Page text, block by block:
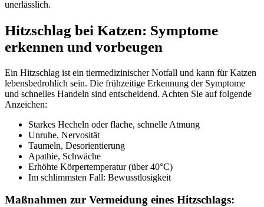
unerlässlich.
Hitzschlag bei Katzen: Symptome
erkennen und vorbeugen
Ein Hitzschlag ist ein tiermedizinischer Notfall und kann für Katzen
lebensbedrohlich sein. Die frühzeitige Erkennung der Symptome
und schnelles Handeln sind entscheidend. Achten Sie auf folgende
Anzeichen:
Starkes Hecheln oder flache, schnelle Atmung
Unruhe, Nervosität
Taumeln, Desorientierung
Apathie, Schwäche
Erhöhte Körpertemperatur (über 40°C)
Im schlimmsten Fall: Bewusstlosigkeit
Maßnahmen zur Vermeidung eines Hitzschlags: